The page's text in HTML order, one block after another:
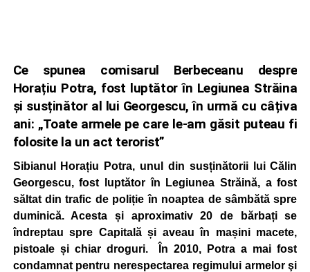
Ce spunea comisarul Berbeceanu despre
Horațiu Potra, fost luptător în Legiunea Străina
și susținător al lui Georgescu, în urmă cu câțiva
ani: „Toate armele pe care le-am găsit puteau fi
folosite la un act terorist”
Sibianul Horațiu Potra, unul din susținătorii lui Călin
Georgescu, fost luptător în Legiunea Străină, a fost
săltat din trafic de poliție în noaptea de sâmbătă spre
duminică. Acesta și aproximativ 20 de bărbați se
îndreptau spre Capitală și aveau în mașini macete,
pistoale și chiar droguri. În 2010, Potra a mai fost
condamnat pentru nerespectarea regimului armelor şi